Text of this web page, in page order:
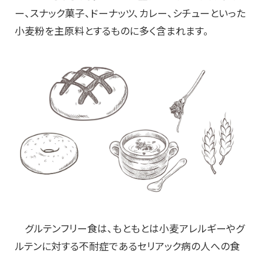
ー、スナック菓子、ドーナッツ、カレー、シチューといった
小麦粉を主原料とするものに多く含まれます。
グルテンフリー食は、もともとは小麦アレルギーやグ
ルテンに対する不耐症であるセリアック病の人への食